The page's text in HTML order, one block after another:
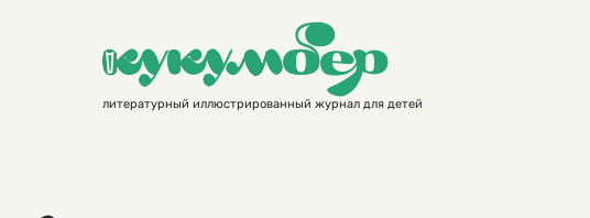
литературный иллюстрированный журнал для детей